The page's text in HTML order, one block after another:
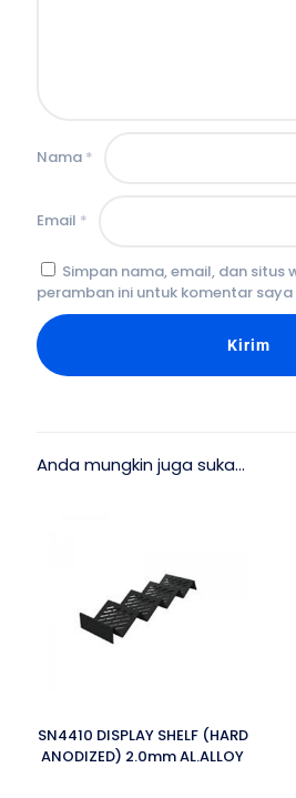
Nama *
Email *
Simpan nama, email, dan situs
peramban ini untuk komentar
Anda mungkin juga suka…
SN4410 DISPLAY SHELF (HARD
ANODIZED) 2.0mm AL.ALLOY